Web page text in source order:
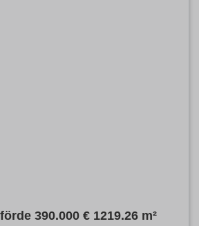
390.000 € 1219.26 m²